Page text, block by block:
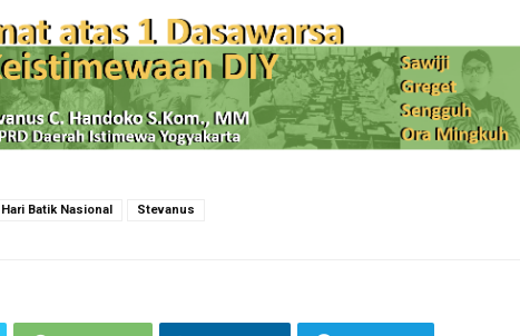
Hari Batik Nasional Stevanus